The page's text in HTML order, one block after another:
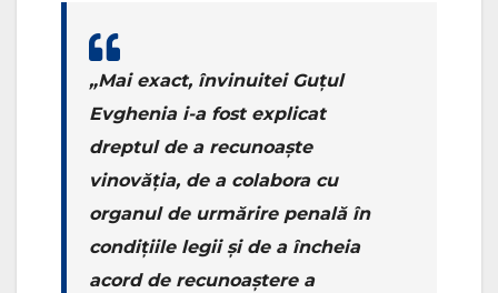
„Mai exact, învinuitei Guțul
Evghenia i-a fost explicat
dreptul de a recunoaște
vinovăția, de a colabora cu
organul de urmărire penală în
condițiile legii și de a încheia
acord de recunoaștere a